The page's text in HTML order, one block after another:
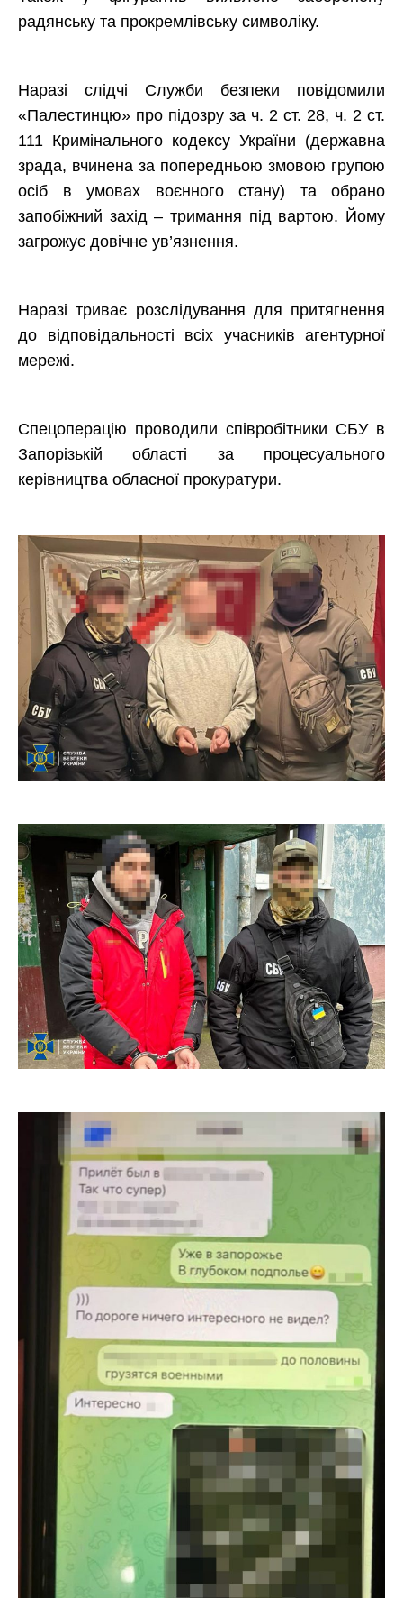
радянську та прокремлівську символіку.
Наразі слідчі Служби безпеки повідомили
«Палестинцю» про підозру за ч. 2 ст. 28, ч. 2 ст.
111 Кримінального кодексу України (державна
зрада, вчинена за попередньою змовою групою
осіб в умовах воєнного стану) та обрано
запобіжний захід – тримання під вартою. Йому
загрожує довічне ув’язнення.
Наразі триває розслідування для притягнення
до відповідальності всіх учасників агентурної
мережі.
Спецоперацію проводили співробітники СБУ в
Запорізькій області за процесуального
керівництва обласної прокуратури.